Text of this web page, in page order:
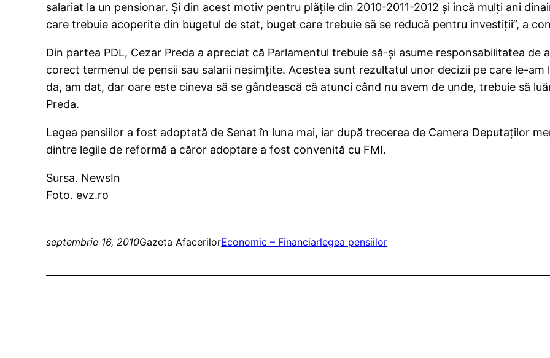
salariat la un pensionar. Şi din acest motiv pentru plăţile din 2010-2011-2012 şi încă mulţi ani
care trebuie acoperite din bugetul de stat, buget care trebuie să se reducă pentru investiţii”, a
Din partea PDL, Cezar Preda a apreciat că Parlamentul trebuie să-şi asume responsabilitatea de
corect termenul de pensii sau salarii nesimţite. Acestea sunt rezultatul unor decizii pe care le-
da, am dat, dar oare este cineva să se gândească că atunci când nu avem de unde, trebuie să
Preda.
Legea pensiilor a fost adoptată de Senat în luna mai, iar după trecerea de Camera Deputaților
dintre legile de reformă a căror adoptare a fost convenită cu FMI.
Sursa. NewsIn
Foto. evz.ro
septembrie 16, 2010Gazeta AfacerilorEconomic – Financiarlegea pensiilor